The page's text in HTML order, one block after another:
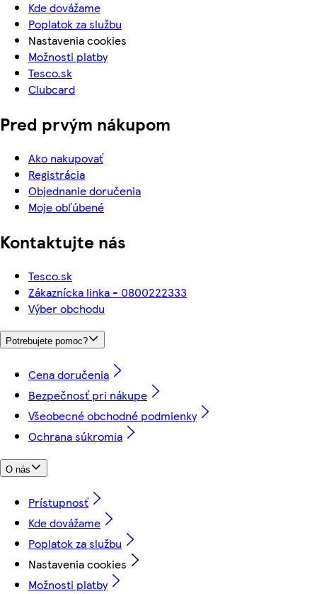
Kde dovážame
Poplatok za službu
Nastavenia cookies
Možnosti platby
Tesco.sk
Clubcard
Pred prvým nákupom
Ako nakupovať
Registrácia
Objednanie doručenia
Moje obľúbené
Kontaktujte nás
Tesco.sk
Zákaznícka linka - 0800222333
Výber obchodu
Potrebujete pomoc?
Cena doručenia
Bezpečnosť pri nákupe
Všeobecné obchodné podmienky
Ochrana súkromia
O nás
Prístupnosť
Kde dovážame
Poplatok za službu
Nastavenia cookies
Možnosti platby